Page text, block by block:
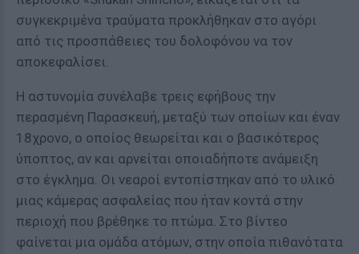
συγκεκριμένα τραύματα προκλήθηκαν στο αγόρι
από τις προσπάθειες του δολοφόνου να τον
αποκεφαλίσει.
Η αστυνομία συνέλαβε τρεις εφήβους την
περασμένη Παρασκευή, μεταξύ των οποίων και έναν
18χρονο, ο οποίος θεωρείται και ο βασικότερος
ύποπτος, αν και αρνείται οποιαδήποτε ανάμειξη
στο έγκλημα. Οι νεαροί εντοπίστηκαν από το υλικό
μιας κάμερας ασφαλείας που ήταν κοντά στην
περιοχή που βρέθηκε το πτώμα. Στο βίντεο
φαίνεται μια ομάδα ατόμων, στην οποία πιθανότατα